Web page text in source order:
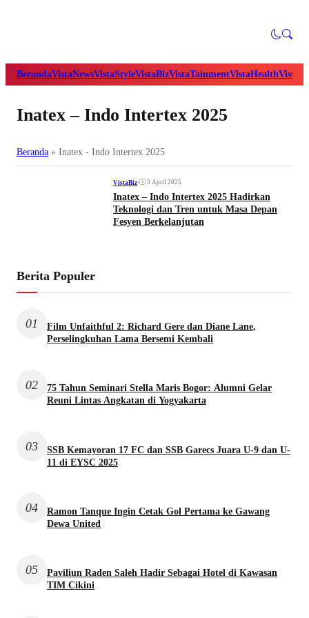
BerandaVistaNewsVistaStyleVistaBizVistaTainmentVistaHealth
Inatex – Indo Intertex 2025
Beranda » Inatex - Indo Intertex 2025
VistaBiz• 3 April 2025
Inatex – Indo Intertex 2025 Hadirkan
Teknologi dan Tren untuk Masa Depan
Fesyen Berkelanjutan
Berita Populer
01
Film Unfaithful 2: Richard Gere dan Diane Lane,
Perselingkuhan Lama Bersemi Kembali
02
75 Tahun Seminari Stella Maris Bogor: Alumni Gelar
Reuni Lintas Angkatan di Yogyakarta
03
SSB Kemayoran 17 FC dan SSB Garecs Juara U-9 dan U-
11 di EYSC 2025
04
Ramon Tanque Ingin Cetak Gol Pertama ke Gawang
Dewa United
05
Paviliun Raden Saleh Hadir Sebagai Hotel di Kawasan
TIM Cikini